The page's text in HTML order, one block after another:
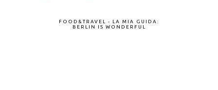
FOOD&TRAVEL - LA MIA GUIDA:
BERLIN IS WONDERFUL